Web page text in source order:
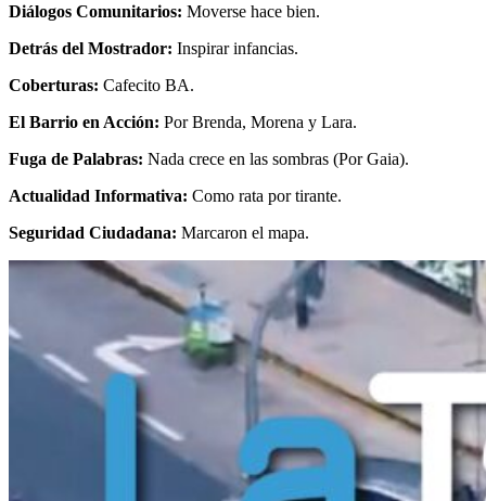
Diálogos Comunitarios: Moverse hace bien.
Detrás del Mostrador: Inspirar infancias.
Coberturas: Cafecito BA.
El Barrio en Acción: Por Brenda, Morena y Lara.
Fuga de Palabras: Nada crece en las sombras (Por Gaia).
Actualidad Informativa: Como rata por tirante.
Seguridad Ciudadana: Marcaron el mapa.